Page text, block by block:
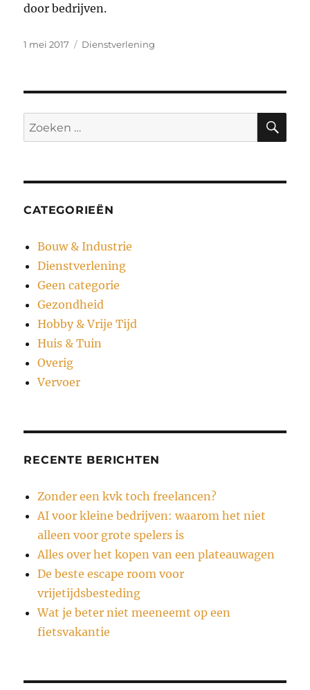
door bedrijven.
Geplaatst
1 mei 2017 Categorieën
Dienstverlening
Zoeken
naar:
CATEGORIEËN
Bouw & Industrie
Dienstverlening
Geen categorie
Gezondheid
Hobby & Vrije Tijd
Huis & Tuin
Overig
Vervoer
RECENTE BERICHTEN
Zonder een kvk toch freelancen?
AI voor kleine bedrijven: waarom het niet
alleen voor grote spelers is
Alles over het kopen van een plateauwagen
De beste escape room voor
vrijetijdsbesteding
Wat je beter niet meeneemt op een
fietsvakantie